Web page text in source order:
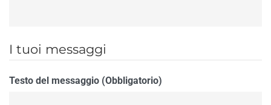
I tuoi messaggi
Testo del messaggio (Obbligatorio)